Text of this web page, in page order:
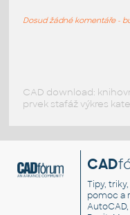
Lego
Dosud žádné komentáře -
CAD download:
prvek stafáž výkres
CAD
Tipy,
pomoc a
AutoCAD,